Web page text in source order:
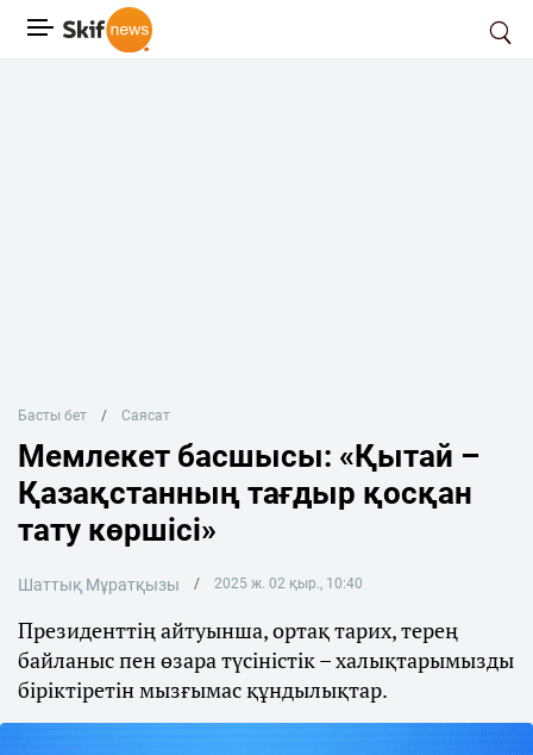
Басты бет Саясат
Мемлекет басшысы: «Қытай –
Қазақстанның тағдыр қосқан
тату көршісі»
Шаттық Мұратқызы 2025 ж. 02 қыр., 10:40
Президенттің айтуынша, ортақ тарих, терең
байланыс пен өзара түсіністік – халықтарымызды
біріктіретін мызғымас құндылықтар.